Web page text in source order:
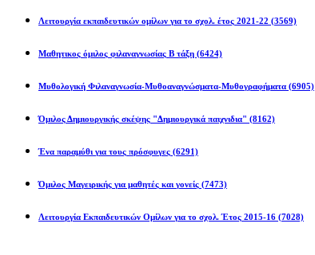
Λειτουργία εκπαιδευτικών ομίλων για το σχολ. έτος 2021-22 (3569)
Μαθητικος όμιλος φιλαναγνωσίας Β τάξη (6424)
Μυθολογική Φιλαναγνωσία-Μυθοαναγνώσματα-Μυθογραφήματα (6905)
Όμιλος Δημιουργικής σκέψης "Δημιουργικά παιχνιδια" (8162)
Ένα παραμύθι για τους πρόσφυγες (6291)
Όμιλος Μαγειρικής για μαθητές και γονείς (7473)
Λειτουργία Εκπαιδευτικών Ομίλων για το σχολ. Έτος 2015-16 (7028)